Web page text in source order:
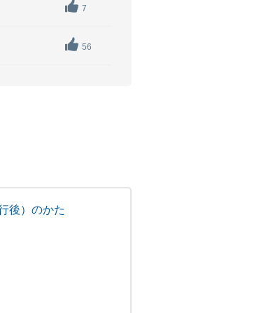
7
56
後）のかた